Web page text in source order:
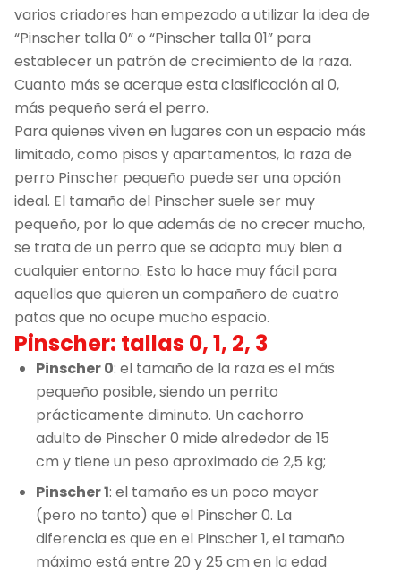
varios criadores han empezado a utilizar la idea de
“Pinscher talla 0” o “Pinscher talla 01” para
establecer un patrón de crecimiento de la raza.
Cuanto más se acerque esta clasificación al 0,
más pequeño será el perro.
Para quienes viven en lugares con un espacio más
limitado, como pisos y apartamentos, la raza de
perro Pinscher pequeño puede ser una opción
ideal. El tamaño del Pinscher suele ser muy
pequeño, por lo que además de no crecer mucho,
se trata de un perro que se adapta muy bien a
cualquier entorno. Esto lo hace muy fácil para
aquellos que quieren un compañero de cuatro
patas que no ocupe mucho espacio.
Pinscher: tallas 0, 1, 2, 3
Pinscher 0: el tamaño de la raza es el más
pequeño posible, siendo un perrito
prácticamente diminuto. Un cachorro
adulto de Pinscher 0 mide alrededor de 15
cm y tiene un peso aproximado de 2,5 kg;
Pinscher 1: el tamaño es un poco mayor
(pero no tanto) que el Pinscher 0. La
diferencia es que en el Pinscher 1, el tamaño
máximo está entre 20 y 25 cm en la edad